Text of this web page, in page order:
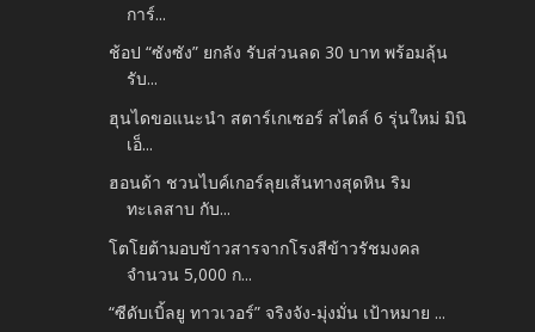
การ์...
ช้อป “ซังซัง” ยกลัง รับส่วนลด 30 บาท พร้อมลุ้น
รับ...
ฮุนไดขอแนะนำ สตาร์เกเซอร์ สไตล์ 6 รุ่นใหม่ มินิ
เอ็...
ฮอนด้า ชวนไบค์เกอร์ลุยเส้นทางสุดหิน ริม
ทะเลสาบ กับ...
โตโยต้ามอบข้าวสารจากโรงสีข้าวรัชมงคล
จำนวน 5,000 ก...
“ซีดับเบิ้ลยู ทาวเวอร์” จริงจัง-มุ่งมั่น เป้าหมาย ...